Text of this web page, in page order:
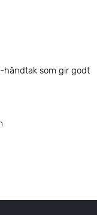
håndtak som gir godt